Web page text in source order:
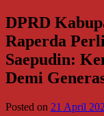
DPRD
Raperda
Saepudin:
Demi
Posted on 21 April